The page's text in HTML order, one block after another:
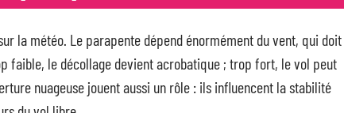
la météo. Le parapente dépend énormément du vent, qui doit
faible, le décollage devient acrobatique ; trop fort, le vol peut
nuageuse jouent aussi un rôle : ils influencent la stabilité